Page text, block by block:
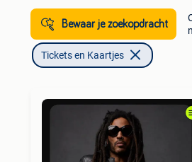
Bewaar je zoekopdracht
Tickets en Kaartjes